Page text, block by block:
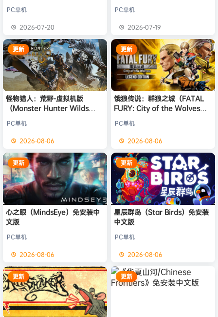
加入本站 1小时前
2小时前
PC单机
2026-07-20
PC单机
2026-07-19
更新
怪物猎人：荒野-虚拟机版
（Monster Hunter Wilds
PC单机
2026-08-06
更新
饿狼传说：群狼之城（FATAL
FURY: City of the Wolves）
PC单机
2026-08-06
更新
心之眼（MindsEye）免安装中
文版
PC单机
2026-08-06
更新
星辰群岛（Star Birds）免安装
中文版
PC单机
2026-08-06
更新 更新